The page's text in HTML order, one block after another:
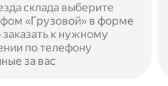
склада выберите
«Грузовой» в форме
к нужному
по телефону
за вас